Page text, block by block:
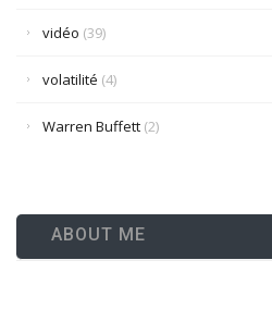
vidéo (39)
volatilité (4)
Warren Buffett (2)
ABOUT ME